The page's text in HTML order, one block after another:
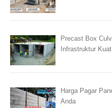
Precast Box
Infrastruktur Kuat
Harga Pagar
Anda